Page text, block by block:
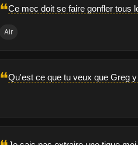
❝Ce mec doit se faire gonfler tous
Air
❝Qu'est ce que tu veux que Greg